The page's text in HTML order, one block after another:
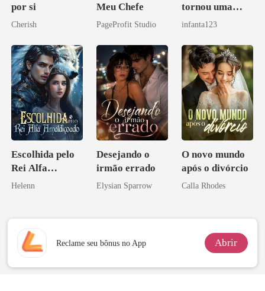
por si
Cherish
Meu Chefe
PageProfit Studio
tornou uma
Alfa depois que
infanta123
Escolhida pelo
Rei Alfa
Amaldiçoado
Helenn
Desejando o
irmão errado
Elysian Sparrow
O novo mundo
após o divórcio
Calla Rhodes
Reclame seu bônus no App Abrir